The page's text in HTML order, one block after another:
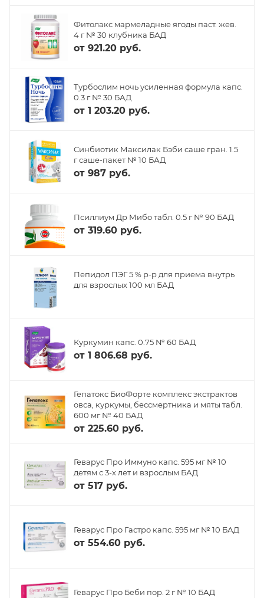
Фитолакс мармеладные ягоды паст. жев.
4 г № 30 клубника БАД
от 921.20 руб.
Турбослим ночь усиленная формула капс.
0.3 г № 30 БАД
от 1 203.20 руб.
Синбиотик Максилак Бэби саше гран. 1.5
г саше-пакет № 10 БАД
от 987 руб.
Псиллиум Др Мибо табл. 0.5 г № 90 БАД
от 319.60 руб.
Пепидол ПЭГ 5 % р-р для приема внутрь
для взрослых 100 мл БАД
Куркумин капс. 0.75 № 60 БАД
от 1 806.68 руб.
Гепатокс БиоФорте комплекс экстрактов
овса, куркумы, бессмертника и мяты табл.
600 мг № 40 БАД
от 225.60 руб.
Геварус Про Иммуно капс. 595 мг № 10
детям с 3-х лет и взрослым БАД
от 517 руб.
Геварус Про Гастро капс. 595 мг № 10 БАД
от 554.60 руб.
Геварус Про Беби пор. 2 г № 10 БАД